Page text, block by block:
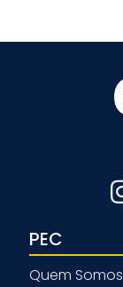
PEC
Quem Somos